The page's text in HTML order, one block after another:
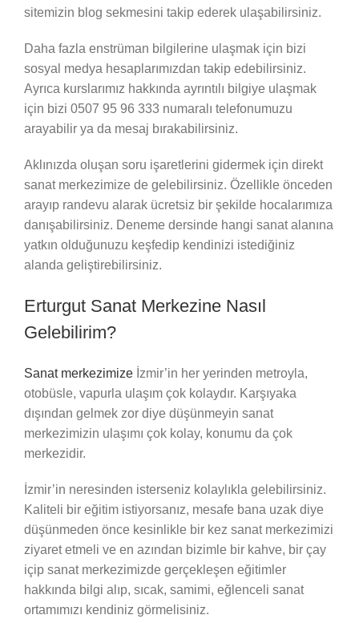
sitemizin blog sekmesini takip ederek ulaşabilirsiniz.
Daha fazla enstrüman bilgilerine ulaşmak için bizi
sosyal medya hesaplarımızdan takip edebilirsiniz.
Ayrıca kurslarımız hakkında ayrıntılı bilgiye ulaşmak
için bizi 0507 95 96 333 numaralı telefonumuzu
arayabilir ya da mesaj bırakabilirsiniz.
Aklınızda oluşan soru işaretlerini gidermek için direkt
sanat merkezimize de gelebilirsiniz. Özellikle önceden
arayıp randevu alarak ücretsiz bir şekilde hocalarımıza
danışabilirsiniz. Deneme dersinde hangi sanat alanına
yatkın olduğunuzu keşfedip kendinizi istediğiniz
alanda geliştirebilirsiniz.
Erturgut Sanat Merkezine Nasıl
Gelebilirim?
Sanat merkezimizeİzmir’in her yerinden metroyla,
otobüsle, vapurla ulaşım çok kolaydır. Karşıyaka
dışından gelmek zor diye düşünmeyin sanat
merkezimizin ulaşımı çok kolay, konumu da çok
merkezidir.
İzmir’in neresinden isterseniz kolaylıkla gelebilirsiniz.
Kaliteli bir eğitim istiyorsanız, mesafe bana uzak diye
düşünmeden önce kesinlikle bir kez sanat merkezimizi
ziyaret etmeli ve en azından bizimle bir kahve, bir çay
içip sanat merkezimizde gerçekleşen eğitimler
hakkında bilgi alıp, sıcak, samimi, eğlenceli sanat
ortamımızı kendiniz görmelisiniz.